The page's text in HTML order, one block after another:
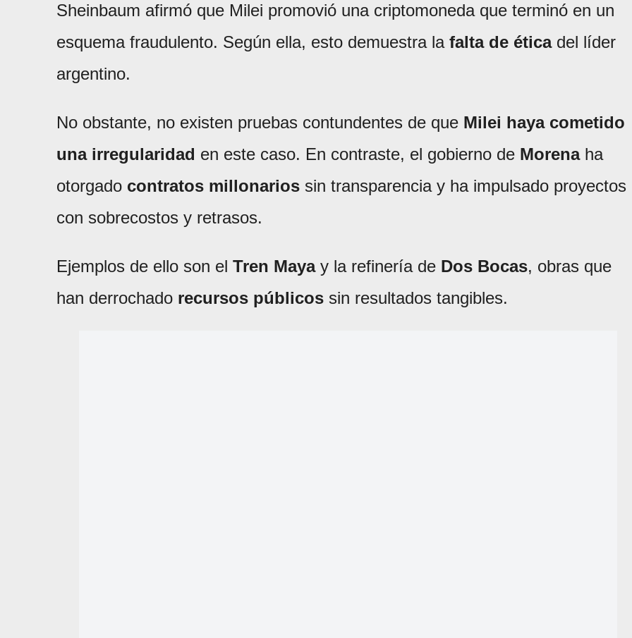
Sheinbaum afirmó que Milei promovió una criptomoneda que terminó en un
esquema fraudulento. Según ella, esto demuestra la falta de éticadel líder
argentino.
No obstante, no existen pruebas contundentes de que Milei haya cometido
una irregularidad en este caso. En contraste, el gobierno de Morenaha
otorgado contratos millonarios sin transparencia y ha impulsado proyectos
con sobrecostos y retrasos.
Ejemplos de ello son el Tren Mayay la refinería de Dos Bocas, obras que
han derrochado recursos públicos sin resultados tangibles.